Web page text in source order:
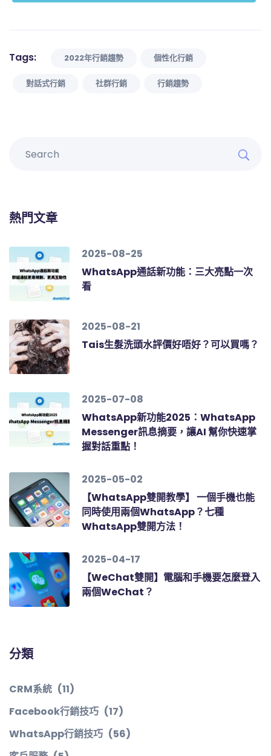
Tags: 2022年行銷趨勢 個性化行銷
對話式行銷 社群行銷 行銷趨勢
熱門文章
2025-08-25
WhatsApp通話新功能：三大亮點一次
看
2025-08-21
Tais生髮洗頭水評價好唔好？可以買嗎？
2025-07-08
WhatsApp新功能2025：WhatsApp
Messenger訊息摘要，讓AI 幫你快速掌
握對話重點！
2025-05-02
【WhatsApp雙開教學】 一個手機也能
同時使用兩個WhatsApp？七種
WhatsApp雙開方法！
2025-04-17
【WeChat雙開】電腦和手機要怎麼登入
兩個WeChat？
分類
CRM系統 (11)
Facebook行銷技巧 (17)
WhatsApp行銷技巧 (56)